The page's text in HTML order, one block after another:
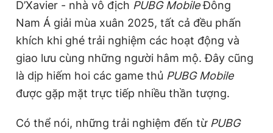
m
e
D’Xavier - nhà vô địch PUBG MobileĐông
Nam Á giải mùa xuân 2025, tất cả đều phấn
khích khi ghé trải nghiệm các hoạt động và
giao lưu cùng những người hâm mộ. Đây cũng
là dịp hiếm hoi các game thủ PUBG Mobile
được gặp mặt trực tiếp nhiều thần tượng.
Có thể nói, những trải nghiệm đến từ PUBG